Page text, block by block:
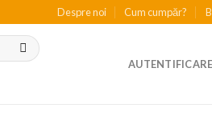
Despre noi Cum cumpăr?